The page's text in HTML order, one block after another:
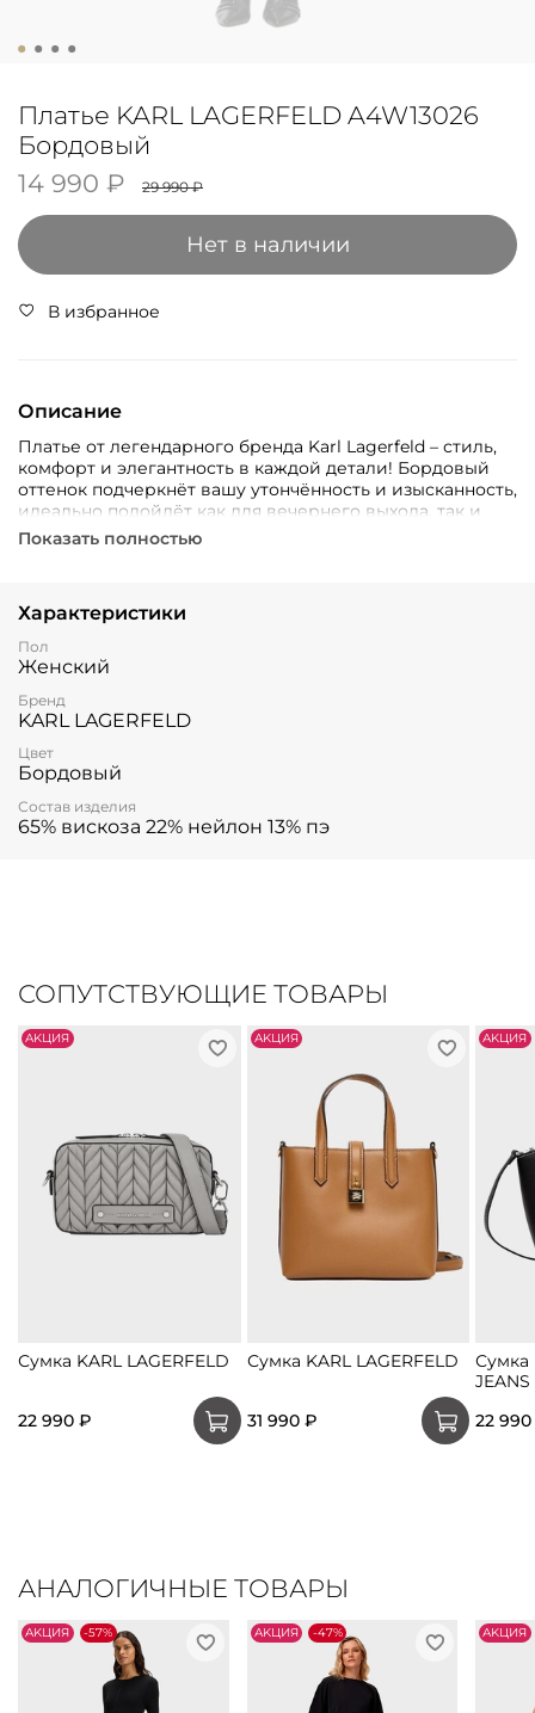
Платье KARL LAGERFELD A4W13026
Бордовый
14 990 ₽
29 990 ₽
Нет в наличии
В избранное
Описание
Платье от легендарного бренда Karl Lagerfeld – стиль,
комфорт и элегантность в каждой детали! Бордовый
оттенок подчеркнёт вашу утончённость и изысканность,
идеально подойдёт как для вечернего выхода, так и
делового мероприятия.
Показать полностью
Характеристики
Пол
Женский
Бренд
KARL LAGERFELD
Цвет
Бордовый
Состав изделия
65% вискоза 22% нейлон 13% пэ
СОПУТСТВУЮЩИЕ ТОВАРЫ
АKЦИЯ
Сумка KARL LAGERFELD
22 990 ₽
АKЦИЯ
Сумка KARL LAGERFELD
31 990 ₽
АKЦИЯ
Сумка
JEANS
22
АНАЛОГИЧНЫЕ ТОВАРЫ
АKЦИЯ -57% АKЦИЯ -47% АKЦИЯ